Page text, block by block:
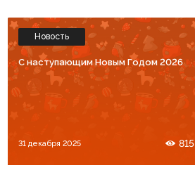
Новость
C наступающим Новым Годом 2026
31 декабря 2025 815